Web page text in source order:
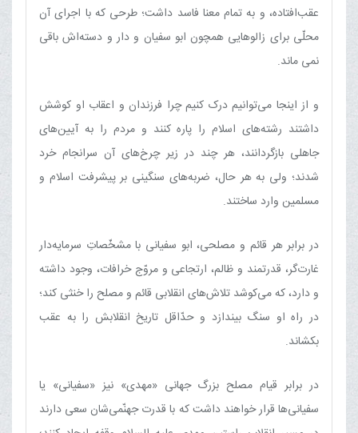
عقب‌افتاده، و به تمام معنا فاسد داشت؛ طرحی که با اجرای آن
محلّی برای زالوهایی همچون ابو سفیان و دار و دسته‌اش باقی
نمی ماند.
و از اینجا می‌توانیم درک کنیم چرا فرزندان و اعقاب او کوشش
داشتند رشته‌های اسلام را پاره کنند و مردم را به آیین‌های
جاهلی بازگردانند، هر چند در زیر چرخ‌های آن سرانجام خرد
شدند؛ ولی به هر حال، ضربه‌های سنگینی بر پیشرفت اسلام و
مسلمین وارد ساختند.
در برابر هر قائم و مصلحی، ابو سفیانی با مشخّصاتِ‏ سرمایه‌دار
غارت‌گر، قدرتمند و ظالم، ارتجاعی و مروّج خرافات، وجود داشته
و دارد، که می‌کوشد تلاش‌های انقلابی قائم و مصلح را خنثی کند؛
در راه او سنگ بیندازد و حدّاقل تاریخ انقلابش را به عقب
بکشاند.
در برابر قیام مصلح بزرگ جهانی «مهدی» نیز «سفیانی» یا
سفیانی‌ها قرار خواهند داشت که با قدرت جهنّمی‌شان سعی دارند